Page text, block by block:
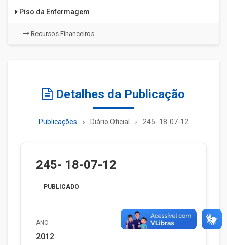
Piso da Enfermagem
Recursos Financeiros
Detalhes da Publicação
Publicações Diário Oficial 245- 18-07-12
245- 18-07-12
PUBLICADO
ANO
2012